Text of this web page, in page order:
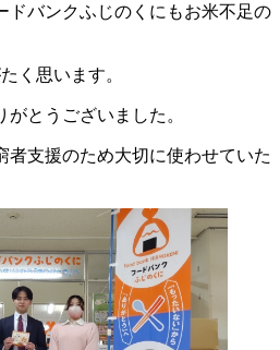
ドバンクふじのくにもお米不足の
く思います。
とうございました。
者支援のため大切に使わせていた